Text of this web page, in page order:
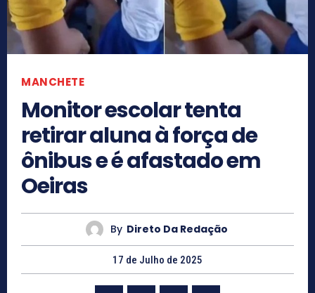
MANCHETE
Monitor escolar tenta
retirar aluna à força de
ônibus e é afastado em
Oeiras
By Direto Da Redação
17 de Julho de 2025